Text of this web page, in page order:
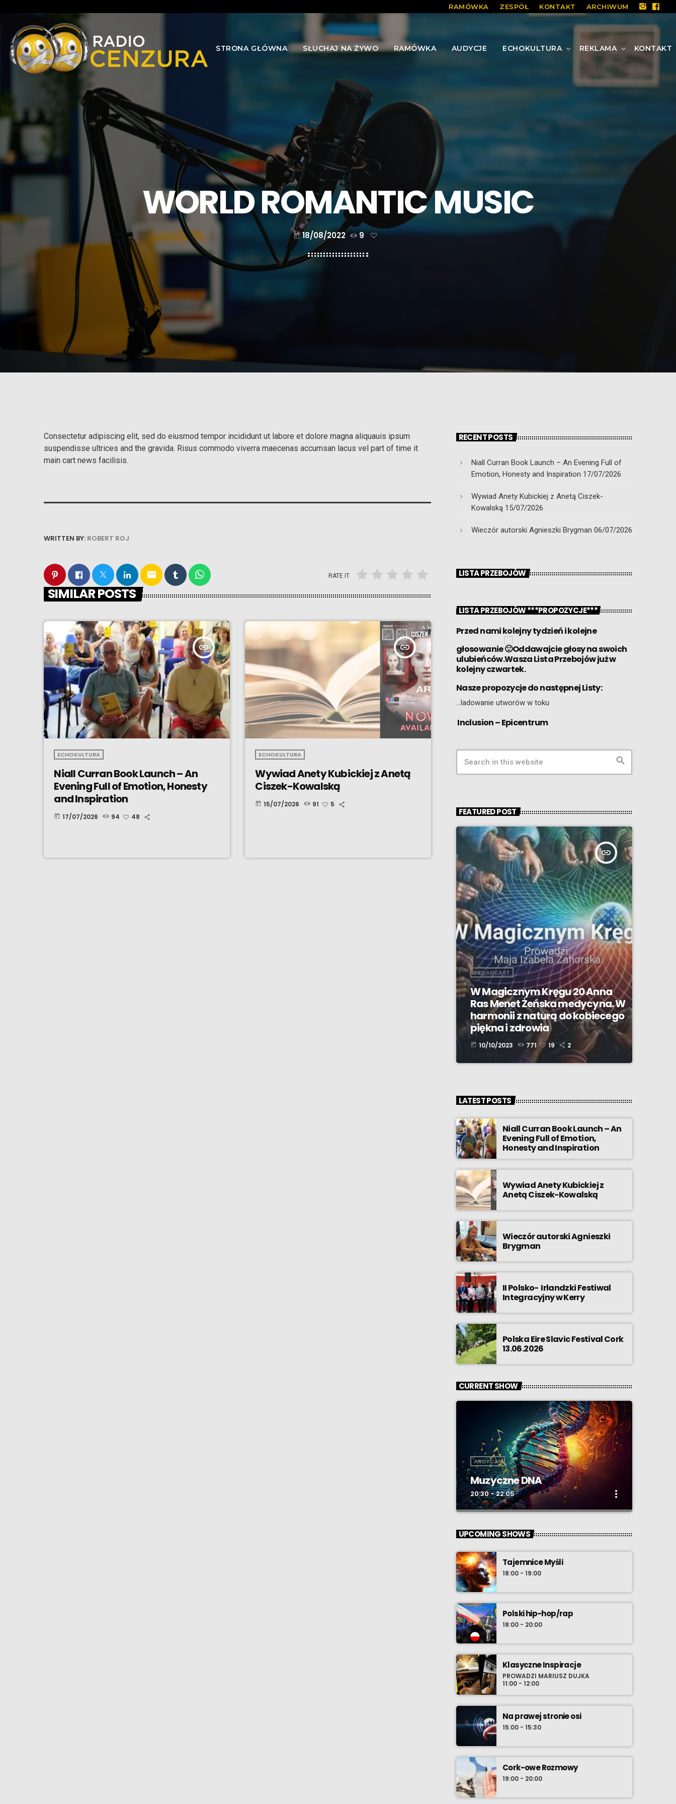
RAMÓWKA ZESPÓŁ KONTAKT ARCHIWUM
STRONA GŁÓWNA SŁUCHAJ NA ŻYWO RAMÓWKA AUDYCJE ECHOKULTURA REKLAMA KONTAKT
WORLD ROMANTIC MUSIC
today 18/08/2022 9
Consectetur adipiscing elit, sed do eiusmod tempor incididunt ut labore et dolore magna aliquauis ipsum
suspendisse ultrices and the gravida. Risus commodo viverra maecenas accumsan lacus vel part of time it
main cart news facilisis.
WRITTEN BY: ROBERT ROJ
email RATE IT
SIMILAR POSTS
insert_link
ECHOKULTURA
Niall Curran Book Launch – An
Evening Full of Emotion, Honesty
and Inspiration
today 17/07/2026 94 48
insert_link
ECHOKULTURA
Wywiad Anety Kubickiej z Anetą
Ciszek-Kowalską
today 15/07/2026 91 5
RECENT POSTS
Niall Curran Book Launch – An Evening Full of
Emotion, Honesty and Inspiration 17/07/2026
Wywiad Anety Kubickiej z Anetą Ciszek-
Kowalską 15/07/2026
Wieczór autorski Agnieszki Brygman 06/07/2026
LISTA PRZEBOJÓW
LISTA PRZEBOJÓW ***PROPOZYCJE***
Przed nami kolejny tydzień i kolejne
głosowanie
Oddawajcie głosy na swoich
ulubieńców.Wasza Lista Przebojów już w
kolejny czwartek.
Nasze propozycje do następnej Listy:
…ladowanie utworów w toku
Inclusion – Epicentrum
search
FEATURED POST
insert_link
BROADCAST
W Magicznym Kręgu 20 Anna
Ras Menet Żeńska medycyna. W
harmonii z naturą do kobiecego
piękna i zdrowia
today 10/10/2023 771 19 2
LATEST POSTS
Niall Curran Book Launch – An
Evening Full of Emotion,
Honesty and Inspiration
Wywiad Anety Kubickiej z
Anetą Ciszek-Kowalską
Wieczór autorski Agnieszki
Brygman
II Polsko- Irlandzki Festiwal
Integracyjny w Kerry
Polska Eire Slavic Festival Cork
13.06.2026
CURRENT SHOW
AUDYCJA
Muzyczne DNA
20:30 - 22:05 more_vert
Muzyczne DNA
gośćmi audycji w podróż do źródeł
pierwszych, zapamiętanych utworów
muzycznych. Stamtąd rzeką bardziej
świadomych wyborów wieku młodzieńczego,
szanse wyłowienia najnowszego, osobistego
przeboju zdają się być nieskończone. Nie
chowaj zatem w środowy wieczór swoich
przyborów do relaksu i ustaw radio-komputer
na Radio Cenzura o 21:30 polskiego czasu.
UPCOMING SHOWS
Tajemnice Myśli
18:00 - 19:00
Polski hip-hop/rap
18:00 - 20:00
Klasyczne Inspiracje
PROWADZI MARIUSZ DUJKA
11:00 - 12:00
Na prawej stronie osi
15:00 - 15:30
Cork-owe Rozmowy
19:00 - 20:00